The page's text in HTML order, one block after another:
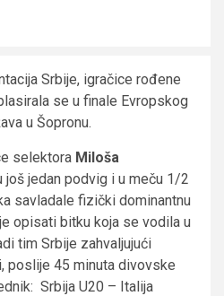
Srbije, igračice rođene
se u finale Evropskog
u Šopronu.
selektora Miloša
još jedan podvig i u meču 1/2
savladale fizički dominantnu
opisati bitku koja se vodila u
tim Srbije zahvaljujući
poslije 45 minuta divovske
Srbija U20 – Italija